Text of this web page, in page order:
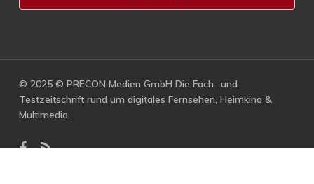
© 2025 © PRECON Medien GmbH Die Fach- und
Testzeitschrift rund um digitales Fernsehen, Heimkino &
Multimedia.
facebook
RSS